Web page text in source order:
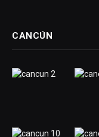
CANCÚN